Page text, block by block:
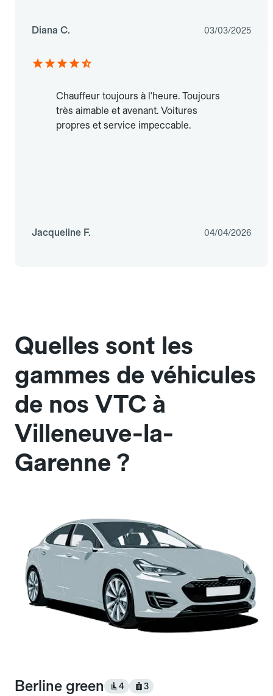
Diana C. 03/03/2025
Chauffeur toujours à l'heure. Toujours
très aimable et avenant. Voitures
propres et service impeccable.
Jacqueline F. 04/04/2026
Quelles sont les
gammes de véhicules
de nos VTC à
Villeneuve-la-
Garenne ?
Berline green 4 3